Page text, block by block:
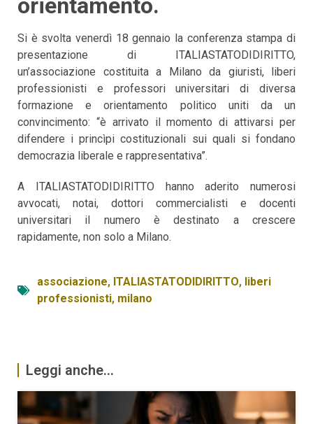
orientamento.
Si è svolta venerdì 18 gennaio la conferenza stampa di
presentazione di ITALIASTATODIDIRITTO,
un’associazione costituita a Milano da giuristi, liberi
professionisti e professori universitari di diversa
formazione e orientamento politico uniti da un
convincimento: “è arrivato il momento di attivarsi per
difendere i princìpi costituzionali sui quali si fondano
democrazia liberale e rappresentativa”.
A ITALIASTATODIDIRITTO hanno aderito numerosi
avvocati, notai, dottori commercialisti e docenti
universitari il numero è destinato a crescere
rapidamente, non solo a Milano.
associazione, ITALIASTATODIDIRITTO, liberi
professionisti, milano
Leggi anche...